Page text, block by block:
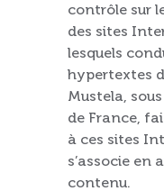
contrôle sur
des sites
lesquels
hypertextes
Mustela,
de France,
à ces sites
s’associe en
contenu.